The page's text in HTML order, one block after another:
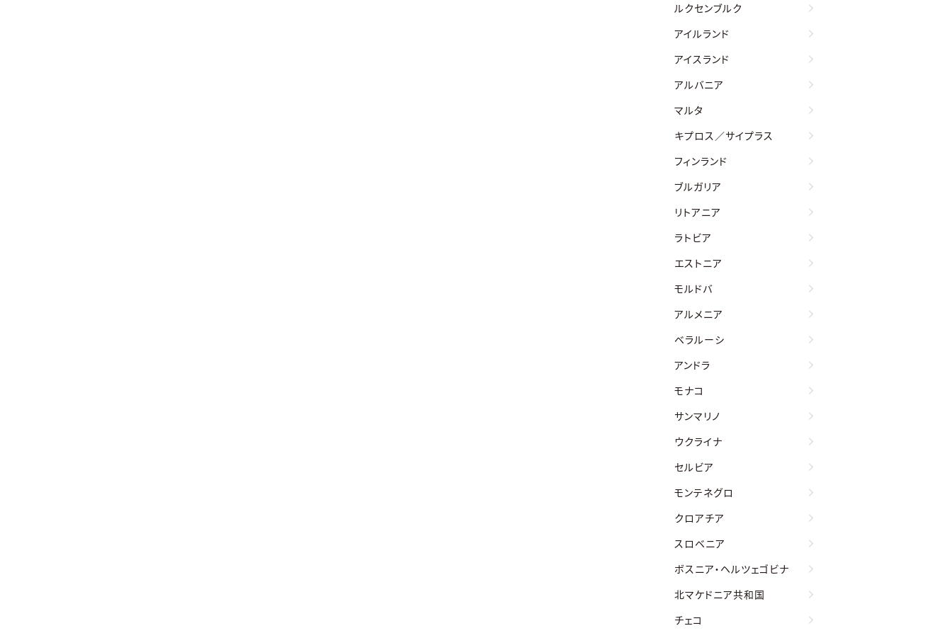
ルクセンブルク
アイルランド
アイスランド
アルバニア
マルタ
キプロス／サイプラス
フィンランド
ブルガリア
リトアニア
ラトビア
エストニア
モルドバ
アルメニア
ベラルーシ
アンドラ
モナコ
サンマリノ
ウクライナ
セルビア
モンテネグロ
クロアチア
スロベニア
ボスニア・ヘルツェゴビナ
北マケドニア共和国
チェコ